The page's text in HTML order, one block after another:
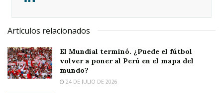
Artículos relacionados
El Mundial terminó. ¿Puede el fútbol
volver a poner al Perú en el mapa del
mundo?
24 DE JULIO DE 2026